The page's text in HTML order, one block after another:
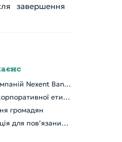
завершення
Група компаній Nexent Bank NV
Кодекс корпоративної етики
громадян
Інформація для пов’язаних осіб